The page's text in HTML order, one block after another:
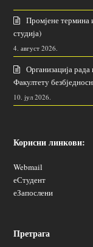
Промјене термина
студија)
4. август 2026.
Организација
Факултету
10. јул 2026.
Корисни линкови:
Webmail
еСтудент
еЗапослени
Претрага